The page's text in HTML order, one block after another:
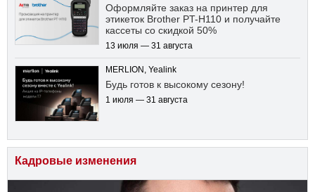
Оформляйте заказ на принтер для
этикеток Brother PT-H110 и получайте
кассеты со скидкой 50%
13 июля — 31 августа
MERLION, Yealink
Будь готов к высокому сезону!
1 июля — 31 августа
Кадровые изменения